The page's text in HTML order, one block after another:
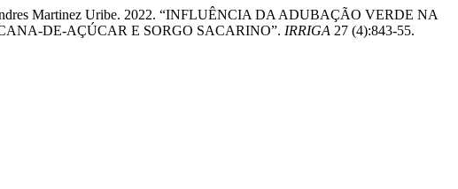
Martinez Uribe. 2022. “INFLUÊNCIA DA ADUBAÇÃO VERDE NA
DE-AÇÚCAR E SORGO SACARINO”. IRRIGA 27 (4):843-55.